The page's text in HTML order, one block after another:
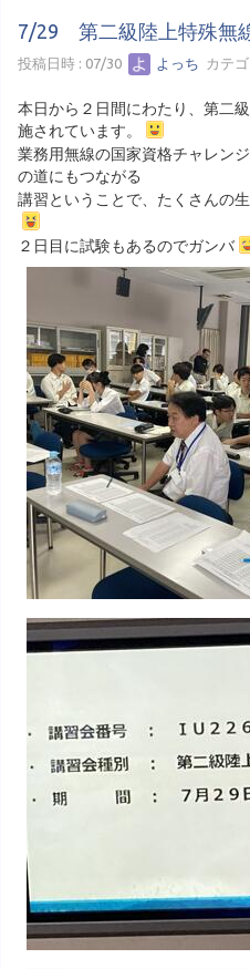
7/29 第二級陸上特殊無
投稿日時 : 07/30 よっち カテ
本日から２日間にわたり、第二
施されています。
業務用無線の国家資格チャレン
の道にもつながる
講習ということで、たくさんの
２日目に試験もあるのでガンバ